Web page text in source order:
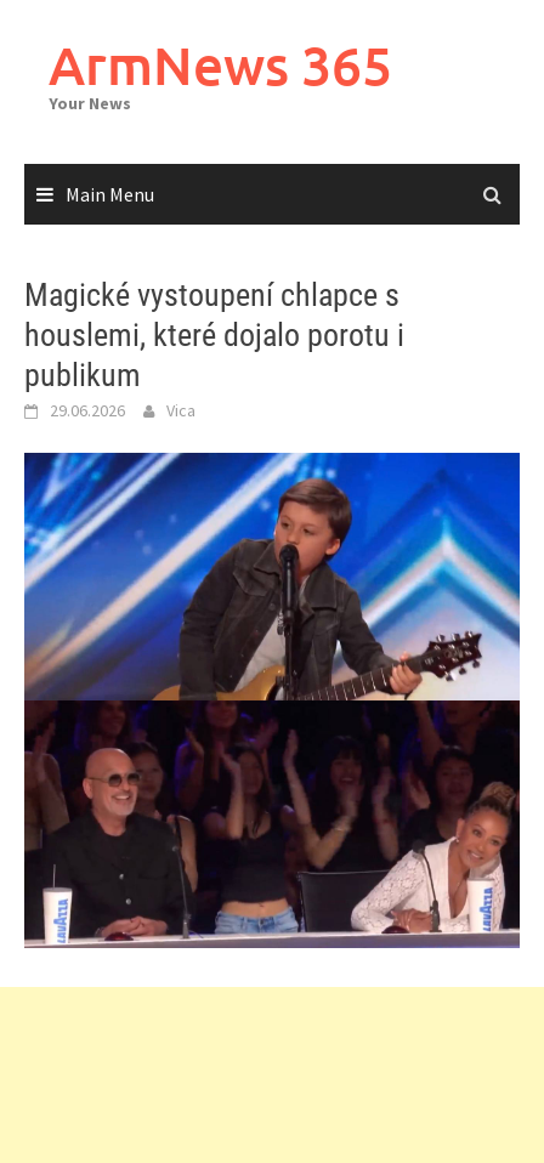
contentArmNews 365
Your News
Main Menu
Magické vystoupení chlapce s
houslemi, které dojalo porotu i
publikum
29.06.2026 Vica